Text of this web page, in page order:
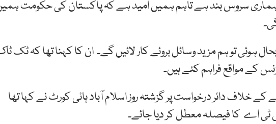
ہماری سروس بند ہے تاہم ہمیں امید ہے کہ پاکستان کی حکومت
ہوئی تو ہم مزید وسائل بروئے کار لائیں گے۔ ان کا کہنا تھا کہ ٹک
کے مواقع فراہم کئے ہیں۔
دائر درخواست پر گزشتہ روز اسلام آباد ہائی کورٹ نے کہا تھا
پی ٹی اے کا فیصلہ معطل کر دیا جائے۔